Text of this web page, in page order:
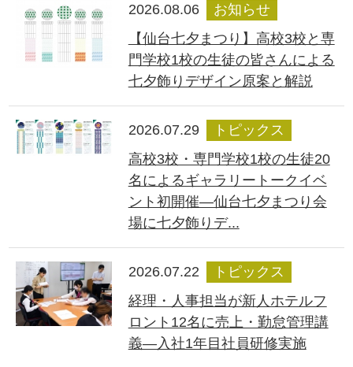
2026.08.06
お知らせ
【仙台七夕まつり】高校3校と専
門学校1校の生徒の皆さんによる
七夕飾りデザイン原案と解説
2026.07.29
トピックス
高校3校・専門学校1校の生徒20
名によるギャラリートークイベ
ント初開催―仙台七夕まつり会
場に七夕飾りデ...
2026.07.22
トピックス
経理・人事担当が新人ホテルフ
ロント12名に売上・勤怠管理講
義―入社1年目社員研修実施